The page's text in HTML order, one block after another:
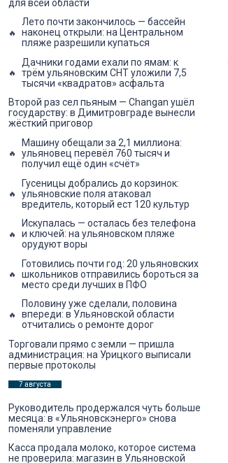
для всей области
Лето почти закончилось — бассейн
наконец открыли: на Центральном
пляже разрешили купаться
Дачники годами ехали по ямам: к
трём ульяновским СНТ уложили 7,5
тысячи «квадратов» асфальта
Второй раз сел пьяным — Changan ушёл
государству: в Димитровграде вынесли
жёсткий приговор
Машину обещали за 2,1 миллиона:
ульяновец перевёл 760 тысяч и
получил ещё один «счёт»
Гусеницы добрались до корзинок:
ульяновские поля атаковал
вредитель, который ест 120 культур
Искупалась — осталась без телефона
и ключей: на ульяновском пляже
орудуют воры
Готовились почти год: 20 ульяновских
школьников отправились бороться за
место среди лучших в ПФО
Половину уже сделали, половина
впереди: в Ульяновской области
отчитались о ремонте дорог
Торговали прямо с земли — пришла
администрация: на Урицкого выписали
первые протоколы
7 августа
Руководитель продержался чуть больше
месяца: в «Ульяновскэнерго» снова
поменяли управление
Касса продала молоко, которое система
не проверила: магазин в Ульяновской